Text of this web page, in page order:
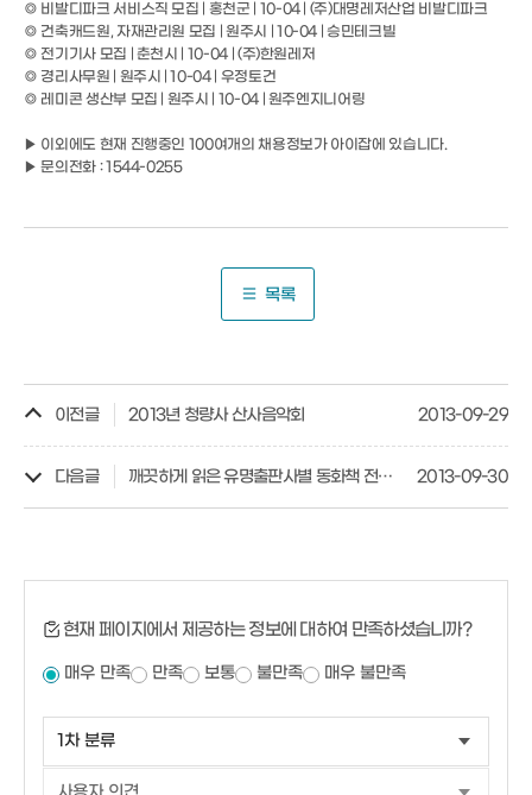
◎ 비발디파크 서비스직 모집 | 홍천군 | 10-04 | (주)대명레저산업 비발디파크
◎ 건축캐드원, 자재관리원 모집 | 원주시 | 10-04 | 승민테크빌
◎ 전기기사 모집 | 춘천시 | 10-04 | (주)한원레저
◎ 경리사무원 | 원주시 | 10-04 | 우정토건
◎ 레미콘 생산부 모집 | 원주시 | 10-04 | 원주엔지니어링
▶ 이외에도 현재 진행중인 100여개의 채용정보가 아이잡에 있습니다.
▶ 문의전화 : 1544-0255
목록
이전글 2013년 청량사 산사음악회 2013-09-29
다음글 깨끗하게 읽은 유명출판사별 동화책 전집류 사.고 팔아요 2013-09-30
현재 페이지에서 제공하는 정보에 대하여 만족하셨습니까?
매우 만족 만족 보통 불만족 매우 불만족